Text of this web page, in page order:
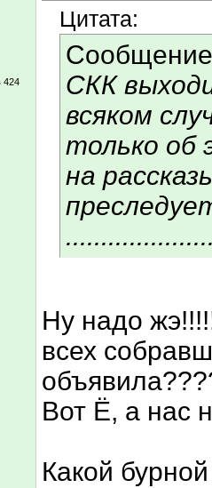
424
Цитата:
СКК
всяком
только об
на
Ну надо
всех
Вот Ё, а нас
Какой